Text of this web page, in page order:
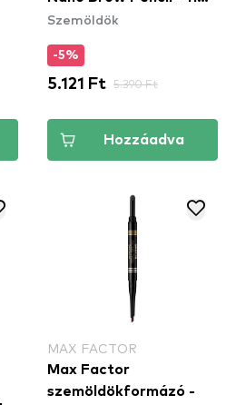
Grey
Szemöldök
-5%
5.121 Ft 5.390 Ft
Hozzáadva
MAX FACTOR
Max Factor
szemöldökformázó -